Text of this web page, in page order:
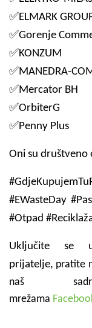
✅ELMARK
✅Gorenje
✅KONZUM
✅MANEDRA-
✅Mercator BH
✅OrbiterG
✅Penny Plus
Oni su društveno
#EWasteDay
#Otpad
Uključite se
prijatelje, pratite
naš
mrežama